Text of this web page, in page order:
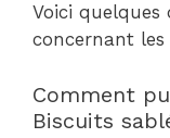
Voici quelques
concernant les
Comment
Biscuits